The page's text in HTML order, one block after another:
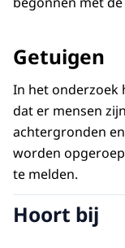
Getuigen
In het onderzoek
dat er mensen
achtergronden
worden
te melden.
Hoort bij